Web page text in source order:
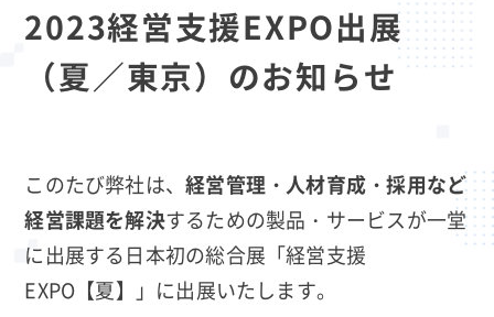
2023経営支援EXPO出展
（夏／東京）のお知らせ
このたび弊社は、経営管理・人材育成・採用など
経営課題を解決するための製品・サービスが一堂
に出展する日本初の総合展「経営支援
EXPO【夏】」に出展いたします。